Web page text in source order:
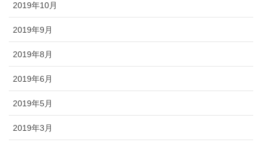
2019年10月
2019年9月
2019年8月
2019年6月
2019年5月
2019年3月